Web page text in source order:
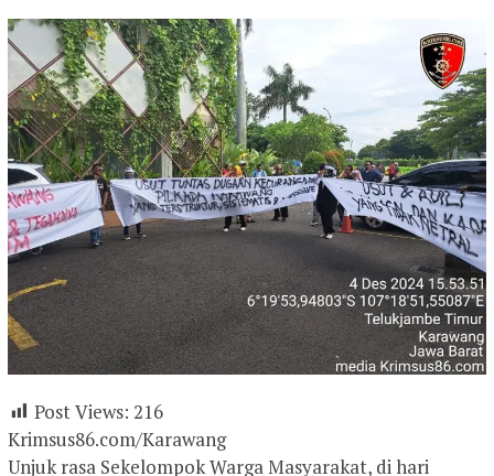
Post Views: 216
Krimsus86.com/Karawang
Unjuk rasa Sekelompok Warga Masyarakat, di hari